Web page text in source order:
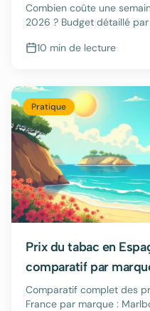
Combien coûte une
2026 ? Budget détaillé
10 min de lecture
Pratique
Prix du tabac en
comparatif par
douanières
Comparatif complet des
France par marque :